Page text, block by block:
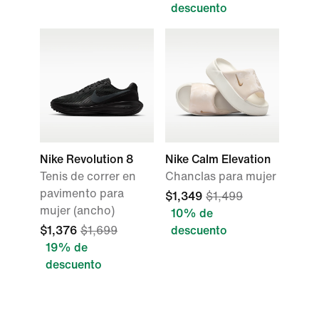
descuento
Nike Revolution 8
Tenis de correr en
pavimento para
mujer (ancho)
$1,376 $1,699
19% de
descuento
Nike Calm Elevation
Chanclas para mujer
$1,349 $1,499
10% de
descuento